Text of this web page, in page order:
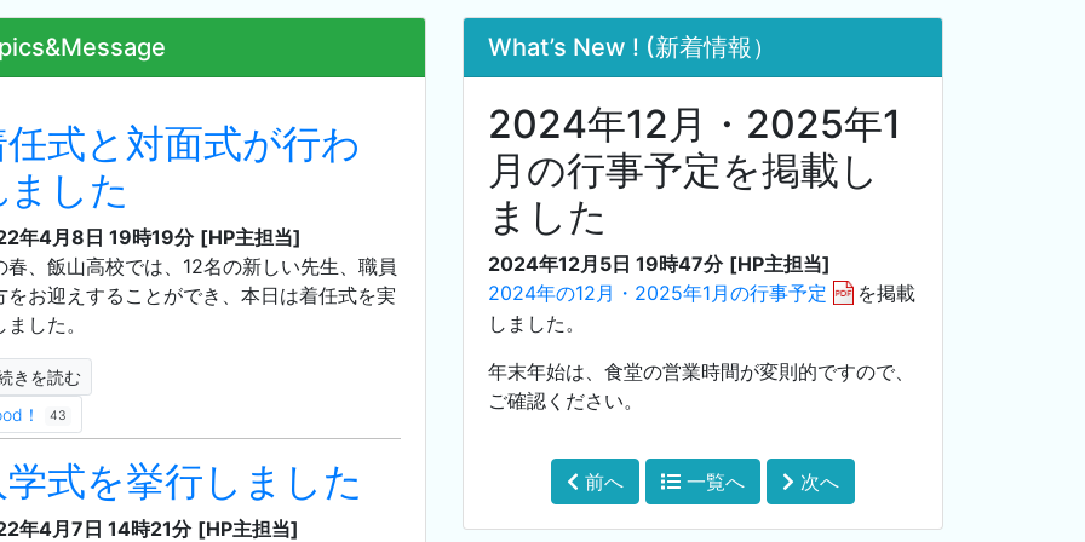
式と対面式が行わ
した
年4月8日 19時19分 [HP主担当]
春、飯山高校では、12名の新しい先生、職員
をお迎えすることができ、本日は着任式を実
した。
きを読む
！
43
式を挙行しました
年4月7日 14時21分 [HP主担当]
What’s New ! (新着情報）
2024年12月・2025年1
月の行事予定を掲載し
ました
2024年12月5日 19時47分 [HP主担当]
2024年の12月・2025年1月の行事予定
を掲載
しました。
年末年始は、食堂の営業時間が変則的ですので、
ご確認ください。
前へ 一覧へ 次へ